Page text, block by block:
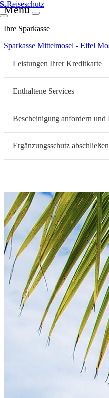
S-Reiseschutz
Menü
Ihre Sparkasse
Sparkasse Mittelmosel - Eifel
Leistungen Ihrer Kreditkarte
Enthaltene Services
Bescheinigung anfordern und
Ergänzungsschutz abschließen